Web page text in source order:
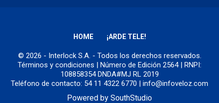
HOME ¡ARDE TELE!
© 2026 - Interlock S.A. - Todos los derechos reservados.
Términos y condiciones | Número de Edición 2564 | RNPI:
108858354 DNDA#MJ RL 2019
Teléfono de contacto: 54 11 4322 6770 | info@infoveloz.com
Powered by SouthStudio